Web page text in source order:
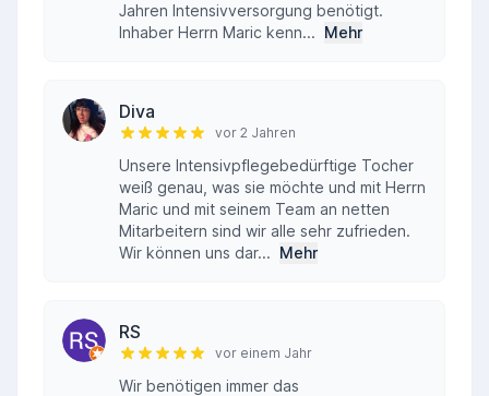
Jahren Intensivversorgung benötigt.
Inhaber Herrn Maric kenn... Mehr
Diva
vor 2 Jahren
Unsere Intensivpflegebedürftige Tocher
weiß genau, was sie möchte und mit Herrn
Maric und mit seinem Team an netten
Mitarbeitern sind wir alle sehr zufrieden.
Wir können uns dar... Mehr
RS
vor einem Jahr
Wir benötigen immer das